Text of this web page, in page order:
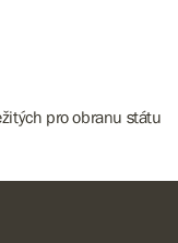
pro obranu státu